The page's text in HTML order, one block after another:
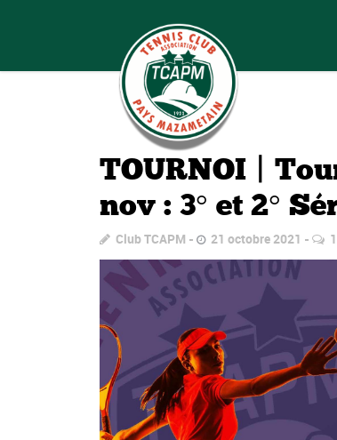
TOURNOI |
nov : 3° et 2°
Club TCAPM 21 octobre 2021